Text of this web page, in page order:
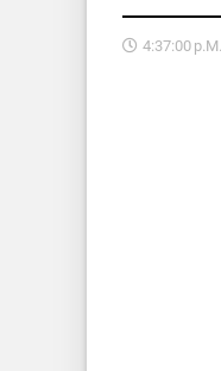
4:37:00 P.m.